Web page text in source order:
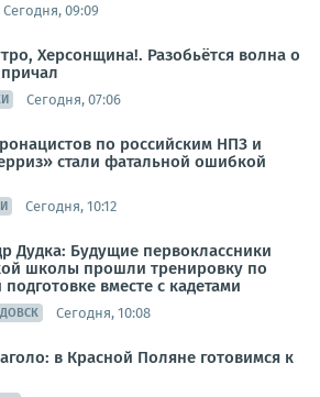
Сегодня, 09:09
Херсонщина!. Разобьётся волна о
Сегодня, 07:06
по российским НПЗ и
стали фатальной ошибкой
Сегодня, 10:12
Дудка: Будущие первоклассники
школы прошли тренировку по
подготовке вместе с кадетами
Сегодня, 10:08
в Красной Поляне готовимся к